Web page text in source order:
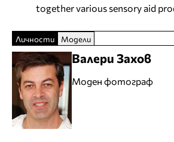
together various sensory aid
Личности Модели
Валери Захов
Моден фотограф